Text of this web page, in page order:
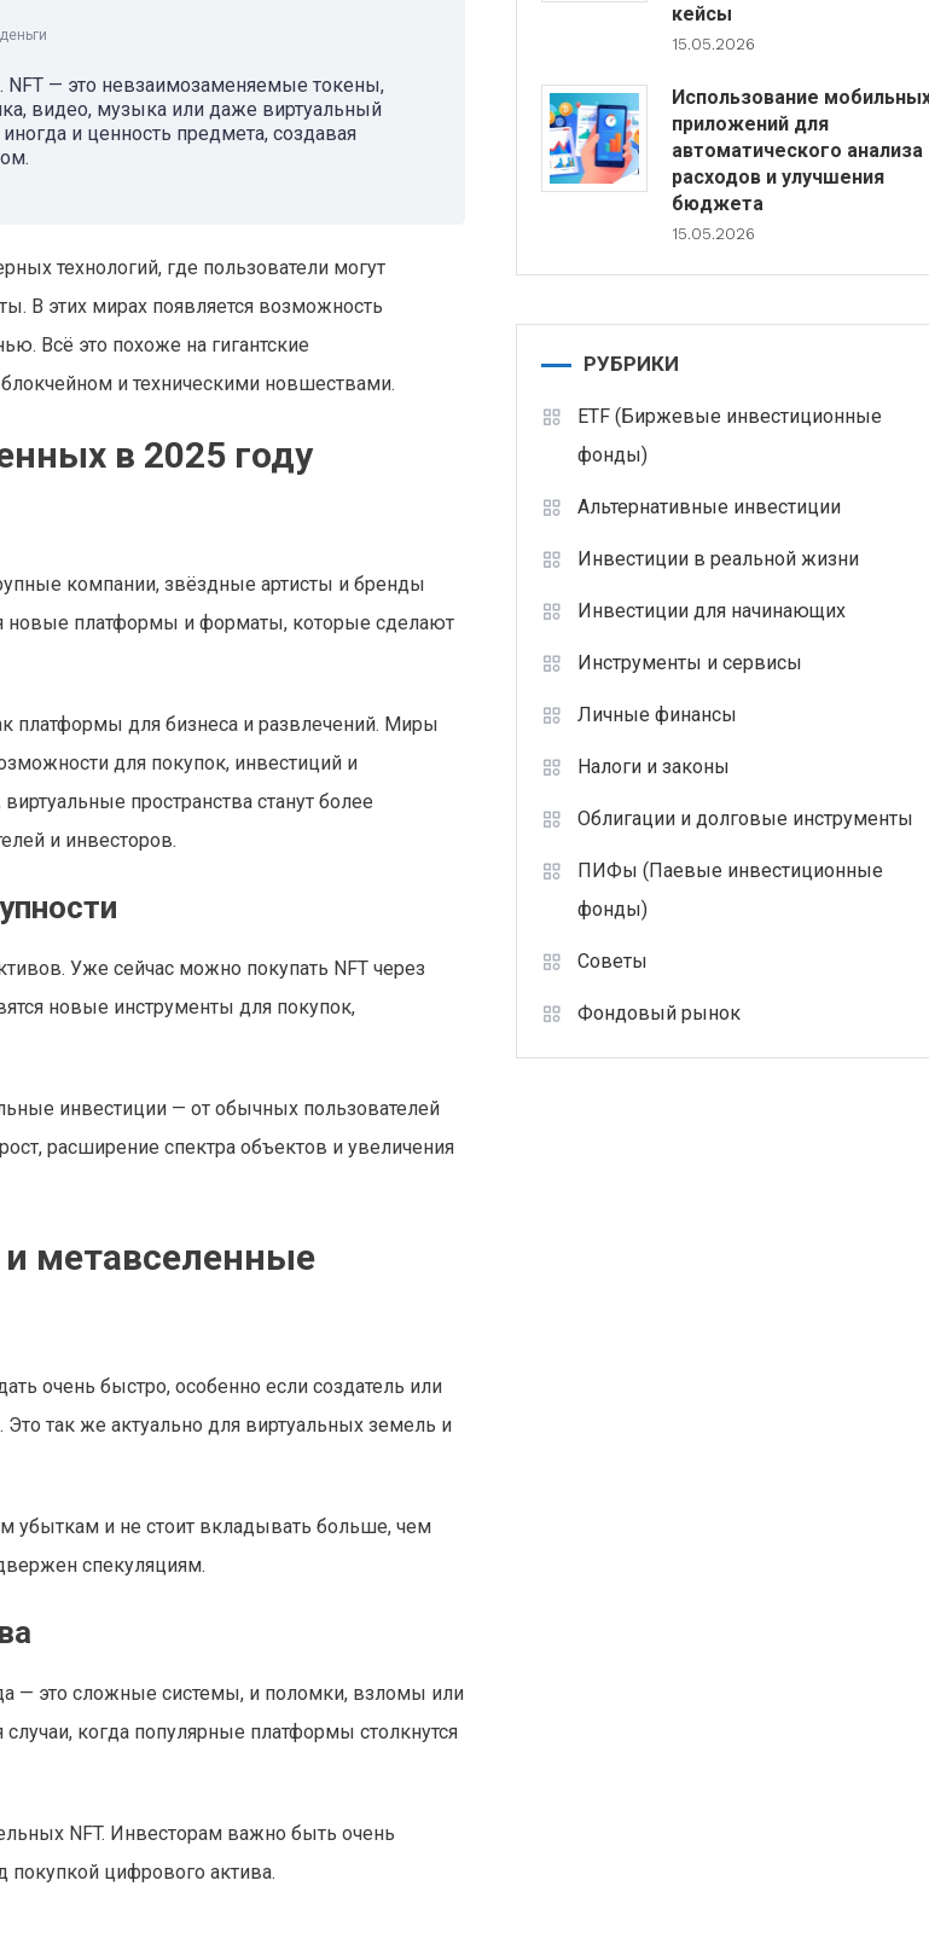
NFT — это невзаимозаменяемые токены,
видео, музыка или даже виртуальный
и ценность предмета, создавая
технологий, где пользователи могут
В этих мирах появляется возможность
Всё это похоже на гигантские
и техническими новшествами.
в 2025 году
компании, звёздные артисты и бренды
новые платформы и форматы, которые сделают
платформы для бизнеса и развлечений. Миры
для покупок, инвестиций и
пространства станут более
и инвесторов.
Уже сейчас можно покупать NFT через
новые инструменты для покупок,
инвестиции — от обычных пользователей
расширение спектра объектов и увеличения
метавселенные
очень быстро, особенно если создатель или
так же актуально для виртуальных земель и
убыткам и не стоит вкладывать больше, чем
спекуляциям.
— это сложные системы, и поломки, взломы или
когда популярные платформы столкнутся
NFT. Инвесторам важно быть очень
цифрового актива.
кейсы
15.05.2026
Использование
приложений для
автоматического анализа
расходов и улучшения
бюджета
15.05.2026
РУБРИКИ
ETF (Биржевые инвестиционные
фонды)
Альтернативные инвестиции
Инвестиции в реальной жизни
Инвестиции для начинающих
Инструменты и сервисы
Личные финансы
Налоги и законы
Облигации и долговые инструменты
ПИФы (Паевые инвестиционные
фонды)
Советы
Фондовый рынок